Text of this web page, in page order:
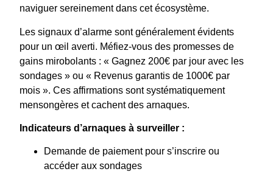
naviguer sereinement dans cet écosystème.
Les signaux d’alarme sont généralement évidents
pour un œil averti. Méfiez-vous des promesses de
gains mirobolants : « Gagnez 200€ par jour avec les
sondages » ou « Revenus garantis de 1000€ par
mois ». Ces affirmations sont systématiquement
mensongères et cachent des arnaques.
Indicateurs d’arnaques à surveiller :
Demande de paiement pour s’inscrire ou
accéder aux sondages